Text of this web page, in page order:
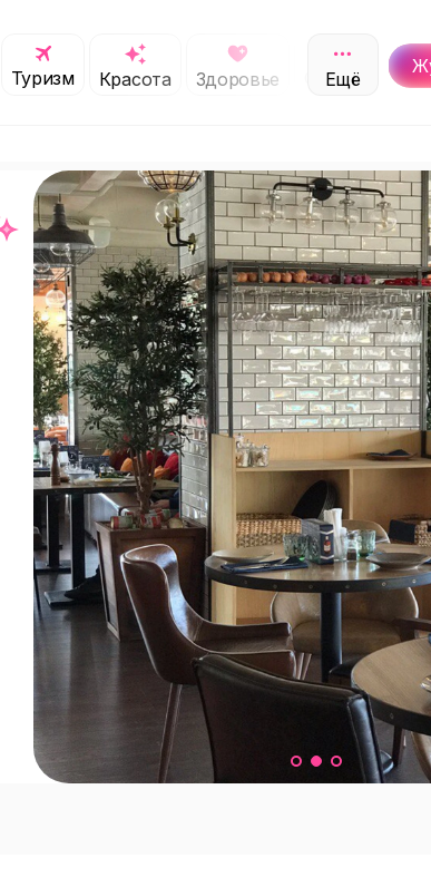
Туризм Красота Здоровье Обучение
Ещё